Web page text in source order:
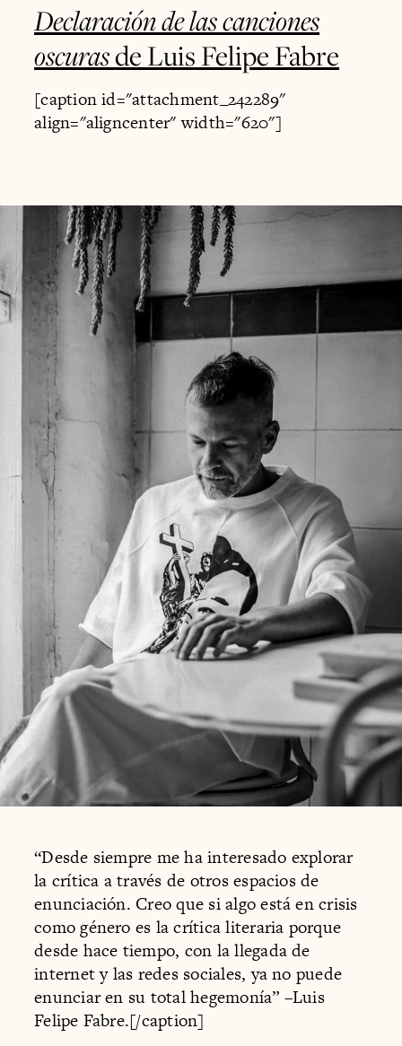
Declaración de las canciones
oscurasde Luis Felipe Fabre
[caption id="attachment_242289"
align="aligncenter" width="620"]
“Desde siempre me ha interesado explorar
la crítica a través de otros espacios de
enunciación. Creo que si algo está en crisis
como género es la crítica literaria porque
desde hace tiempo, con la llegada de
internet y las redes sociales, ya no puede
enunciar en su total hegemonía” –Luis
Felipe Fabre.[/caption]